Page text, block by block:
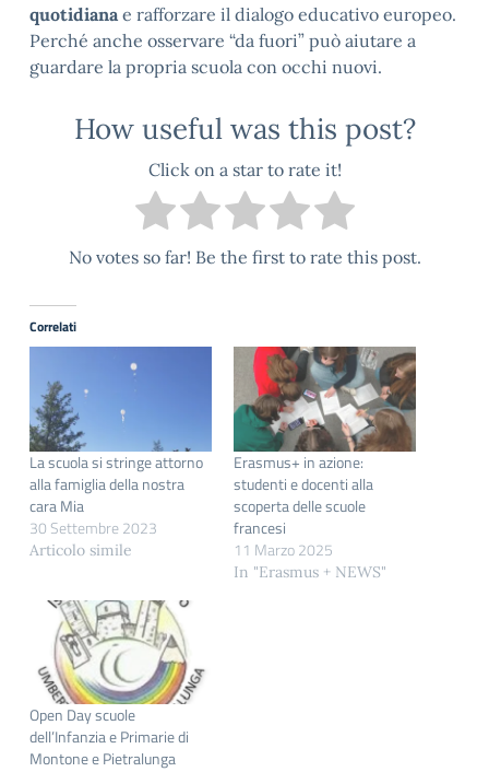
quotidianae rafforzare il dialogo educativo europeo.
Perché anche osservare “da fuori” può aiutare a
guardare la propria scuola con occhi nuovi.
How useful was this post?
Click on a star to rate it!
No votes so far! Be the first to rate this post.
Correlati
La scuola si stringe attorno
alla famiglia della nostra
cara Mia
30 Settembre 2023
Articolo simile
Erasmus+ in azione:
studenti e docenti alla
scoperta delle scuole
francesi
11 Marzo 2025
In "Erasmus + NEWS"
Open Day scuole
dell’Infanzia e Primarie di
Montone e Pietralunga